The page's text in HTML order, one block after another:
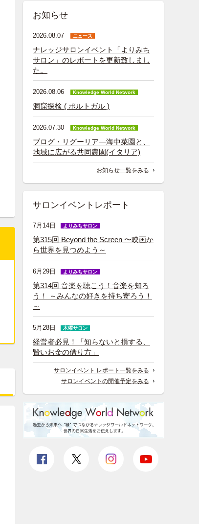
お知らせ
2026.08.07 ニュース
ナレッジサロンイベント「よりみち
サロン」のレポートを更新致しまし
た。
2026.08.06 Knowledge World Network
洞窟探検 ( ポルトガル )
2026.07.30 Knowledge World Network
ブログ・リグーリア―海中菜園と、
地域に広がる共同農園(イタリア)
お知らせ一覧をみる
サロンイベントレポート
7月14日 よりみちサロン
第315回 Beyond the Screen 〜映画か
ら世界を見つめよう～
6月29日 よりみちサロン
第314回 音楽を聴こう！音楽を知ろ
う！ ～みんなの好きを持ち寄ろう！
～
5月28日 木曜サロン
経営者必見！「知らないと損する、
賢いお金の借り方」
サロンイベント レポート一覧をみる
サロンイベントの開催予定をみる